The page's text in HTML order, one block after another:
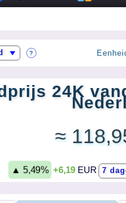
?
24K
≈
▲ 5,49% +6,19 EUR